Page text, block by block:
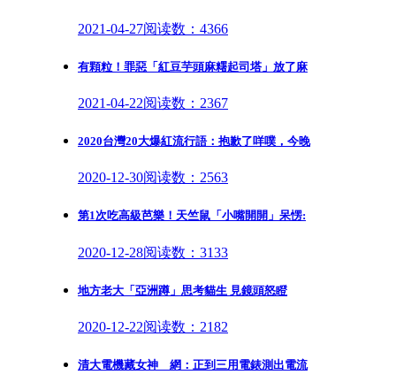
2021-04-27阅读数：4366
有顆粒！罪惡「紅豆芋頭麻糬起司塔」放了麻
2021-04-22阅读数：2367
2020台灣20大爆紅流行語：抱歉了咩噗，今晚
2020-12-30阅读数：2563
第1次吃高級芭樂！天竺鼠「小嘴開開」呆愣:
2020-12-28阅读数：3133
地方老大「亞洲蹲」思考貓生 見鏡頭怒瞪
2020-12-22阅读数：2182
清大電機藏女神 網：正到三用電錶測出電流